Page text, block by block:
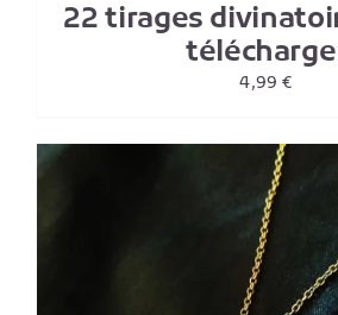
22 tirages
4,99€